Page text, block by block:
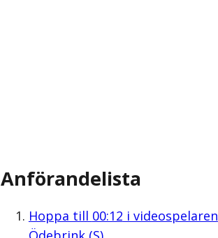
Anförandelista
Hoppa till 00:12 i videospelaren